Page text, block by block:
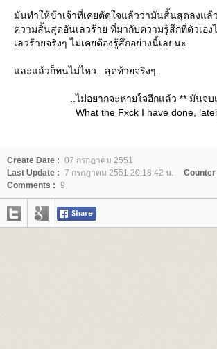
มันทำให้ข้าเจ้าที่เคยตัดใจแล้วว่ามันสิ้นสุดลงแล้ว
ความสิ้นสุดอันเลวร้าย ที่มากับความรู้สึกที่ตัวเอง
เลวร้ายจริงๆ ไม่เคยต้องรู้สึกอย่างนี้เลยนะ
ละแล้วก็ทนไม่ไหว.. สุดท้ายจริงๆ..
..ไม่อยากจะหายใจอีกแล้ว ** มันจบ
What the Fxck I have done,
Create Date : 07 กรกฎาคม 2551
Last Update : 7 กรกฎาคม 2551 20:18:42 น. Counter
Comments : 9